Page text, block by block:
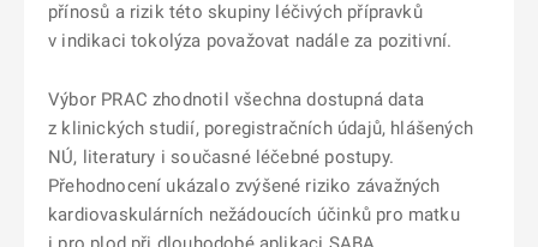
přínosů a rizik této skupiny léčivých přípravků
v indikaci tokolýza považovat nadále za pozitivní.
Výbor PRAC zhodnotil všechna dostupná data
z klinických studií, poregistračních údajů, hlášených
NÚ, literatury i současné léčebné postupy.
Přehodnocení ukázalo zvýšené riziko závažných
kardiovaskulárních nežádoucích účinků pro matku